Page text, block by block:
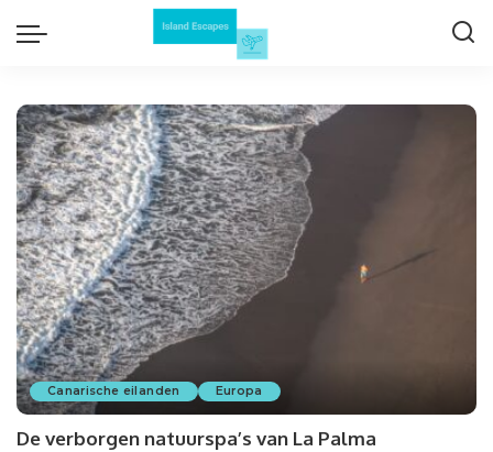
Canarische eilanden Europa
De verborgen natuurspa’s van La Palma